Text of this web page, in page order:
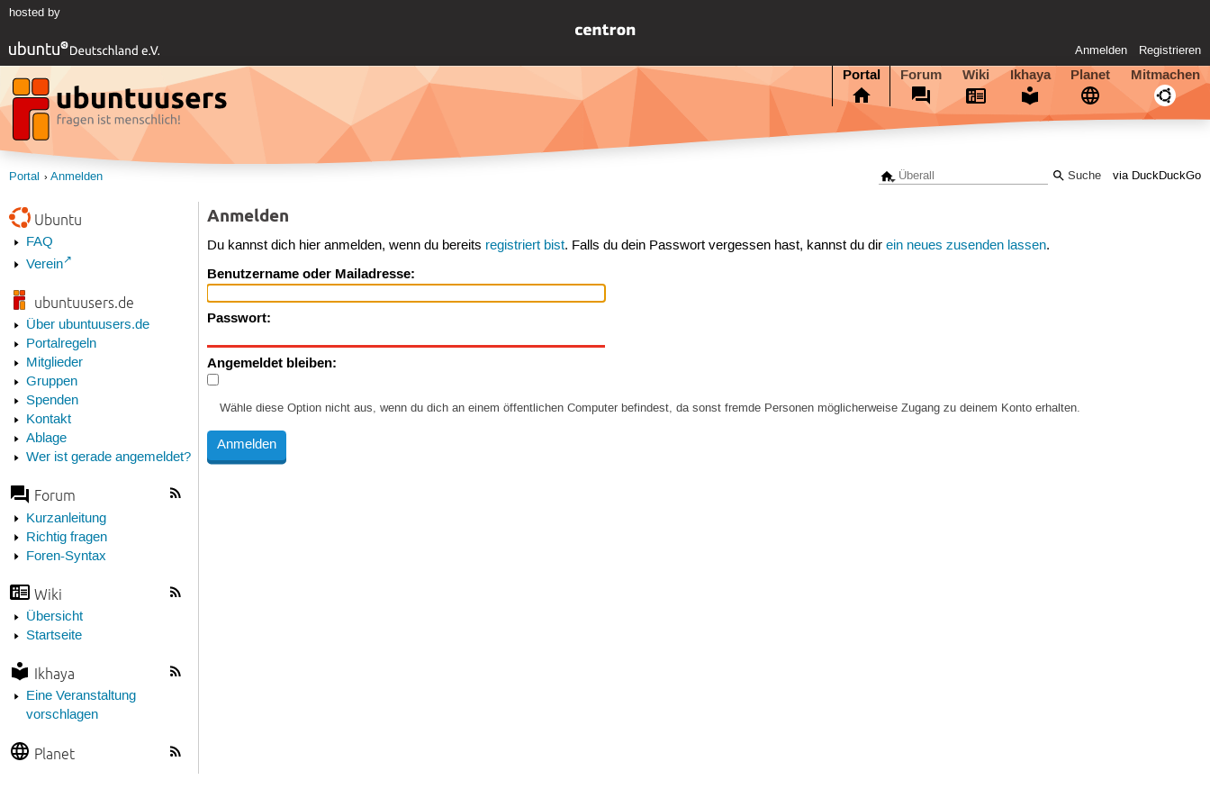
hosted by
Anmelden Registrieren
Portal Forum Wiki Ikhaya Planet Mitmachen
via DuckDuckGo
Portal Anmelden
Ubuntu
FAQ
Verein
ubuntuusers.de
Über ubuntuusers.de
Portalregeln
Mitglieder
Gruppen
Spenden
Kontakt
Ablage
Wer ist gerade angemeldet?
Forum
Kurzanleitung
Richtig fragen
Foren-Syntax
Wiki
Übersicht
Startseite
Ikhaya
Eine Veranstaltung
vorschlagen
Planet
Anmelden
Du kannst dich hier anmelden, wenn du bereits registriert bist. Falls du dein Passwort vergessen hast, kannst du direin neues zusenden lassen.
Benutzername oder Mailadresse:
Passwort:
Angemeldet bleiben:
Wähle diese Option nicht aus, wenn du dich an einem öffentlichen Computer befindest, da sonst fremde Personen möglicherweise Zugang zu deinem Konto erhalten.